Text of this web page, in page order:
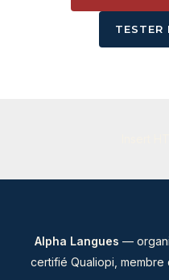
TESTER
Alpha Langues —
certifié Qualiopi, membre